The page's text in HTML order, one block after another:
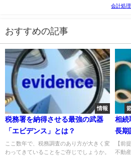
会計処
おすすめの記事
情報
税務署を納得させる最強の武器
「エビデンス」とは？
ここ数年で、税務調査のあり方が大きく変
わってきていることをご存じでしょうか。
相続
長期
いて
【前
不動